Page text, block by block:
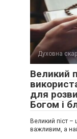
Духовна
Великий
для
Богом і
Великий піст –
важливим, а